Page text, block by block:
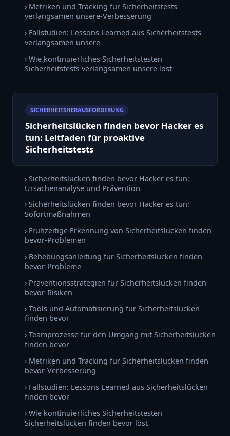
› Metriken und Tracking für Sicherheitstests
verlangsamen unsere-Verbesserung
› Fallstudien: Lessons Learned aus Sicherheitstests
verlangsamen unsere
› Wie kontinuierliches Sicherheitstesten
Sicherheitstests verlangsamen unsere löst
SICHERHEITSHERAUSFORDERUNG
Sicherheitslücken finden bevor Hacker es
tun: Leitfaden für proaktive
Sicherheitstests
› Sicherheitslücken finden bevor Hacker es tun:
Ursachenanalyse und Prävention
› Sicherheitslücken finden bevor Hacker es tun:
Sofortmaßnahmen
› Frühzeitige Erkennung von Sicherheitslücken finden
bevor-Problemen
› Behebungsanleitung für Sicherheitslücken finden
bevor-Probleme
› Präventionsstrategien für Sicherheitslücken finden
bevor-Risiken
› Tools und Automatisierung für Sicherheitslücken
finden bevor
› Teamprozesse für den Umgang mit Sicherheitslücken
finden bevor
› Metriken und Tracking für Sicherheitslücken finden
bevor-Verbesserung
› Fallstudien: Lessons Learned aus Sicherheitslücken
finden bevor
› Wie kontinuierliches Sicherheitstesten
Sicherheitslücken finden bevor löst